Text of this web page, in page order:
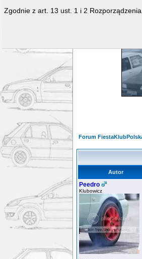
Forum
Autor
Peedro
Klubowicz
Zgodnie z art. 13 ust. 1 i 2